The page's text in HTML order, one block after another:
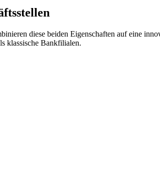
diese beiden Eigenschaften auf eine
klassische Bankfilialen.